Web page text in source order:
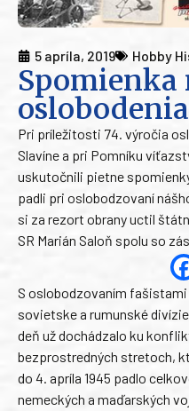
5 apríla, 2019 Hobby
Spomienka
Pri príležitosti 74. výročia
Slavíne a pri Pomníku
uskutočnili pietne
padli pri oslobodzovaní
si za rezort obrany uctil
SR Marián Saloň spolu so
S oslobodzovaním
sovietske a rumunské
deň už dochádzalo ku
bezprostredných stretoch,
do 4. apríla 1945 padlo
nemeckých a maďarských